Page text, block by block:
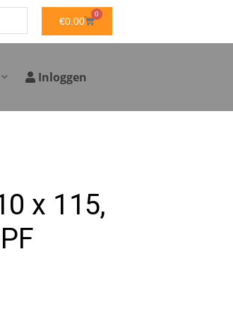
€0.00
0
WINKELWAGEN
Inloggen
x 115,